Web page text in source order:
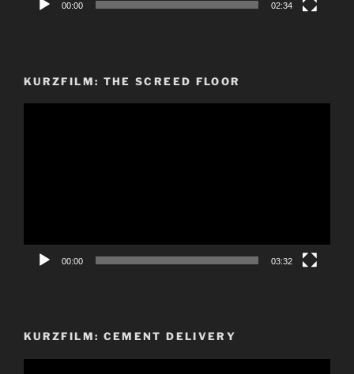
00:00 02:34
KURZFILM: THE SCREED FLOOR
00:00 03:32
KURZFILM: CEMENT DELIVERY